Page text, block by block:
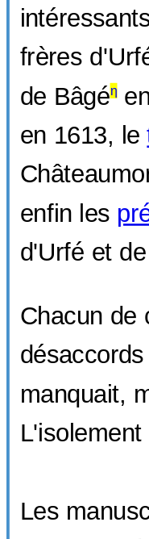
frères
de Bâgéη
en 1613, le
enfin les
d'Urfé et
Chacun de
manquait,
Les